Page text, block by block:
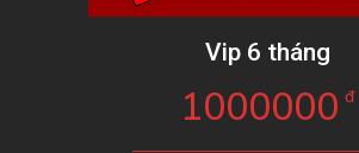
Vip 6 tháng
1000000 đ